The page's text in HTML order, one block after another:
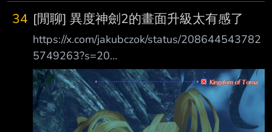
還帶妹子見了嬸嬸 幫人解心結 那個搞事害到其
他人的屁孩沒了 現在只是一個完全體帥潮蜘蛛
人 請問下集蜘蛛人還能演什麼?要叫什麼日? --
34 [閒聊] 異度神劍2的畫面升級太有感了
https://x.com/jakubczok/status/208644543782
5749263?s=20
https://pbs.twimg.com/media/HPSLD89WAAA
uDpS.jpg 這次加強包的畫面啊 連皺摺陰影都清
晰可見 這波畫面升級 真的是非常有感覺呢 對吧
--